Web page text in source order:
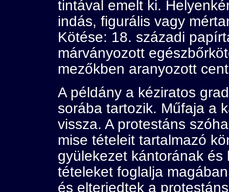
tintával emelt ki.
indás, figurális vagy
Kötése: 18. századi
márványozott
mezőkben aranyozott
A példány a kéziratos
sorába tartozik. Műfaja a
vissza. A protestáns
mise tételeit tartalmazó
gyülekezet kántorának
tételeket foglalja
és elterjedtek a